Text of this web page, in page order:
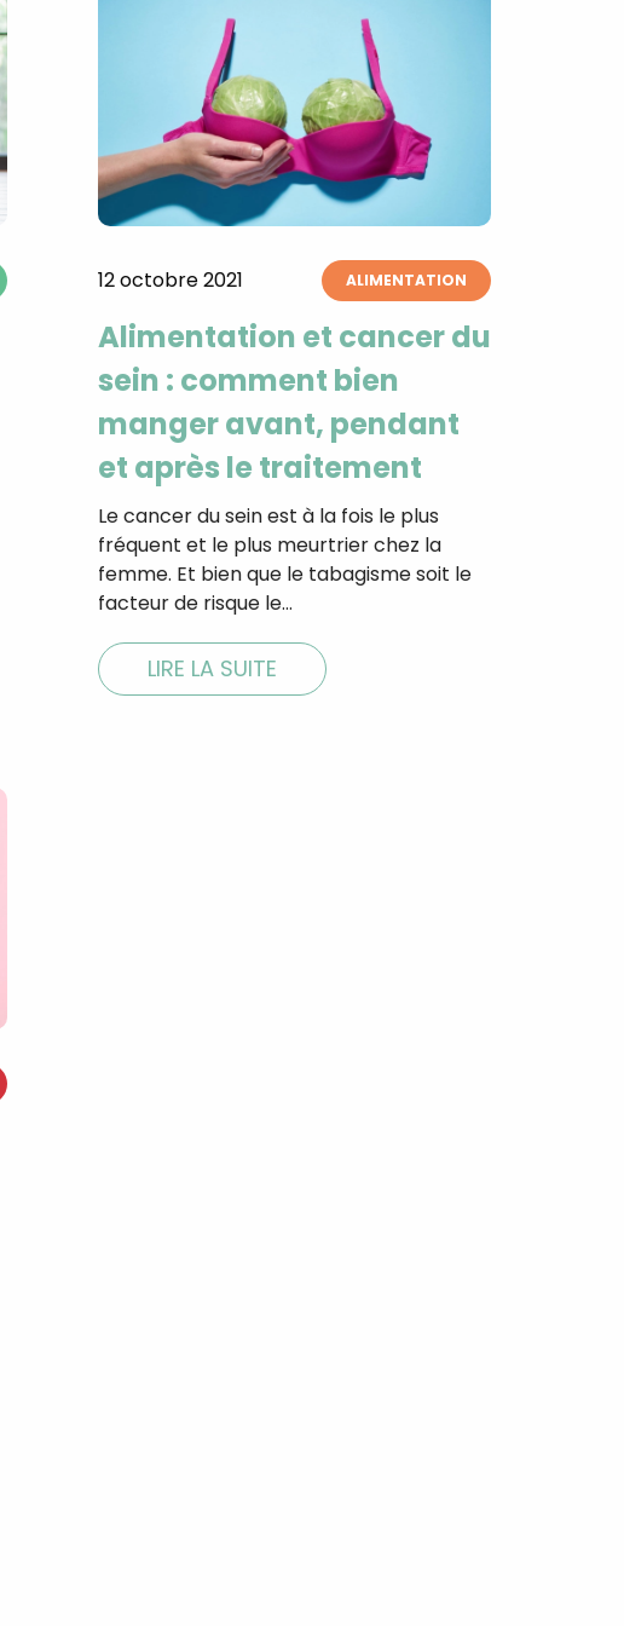
12 octobre 2021 ALIMENTATION
Alimentation et cancer du
sein : comment bien
manger avant, pendant
et après le traitement
Le cancer du sein est à la fois le plus
fréquent et le plus meurtrier chez la
femme. Et bien que le tabagisme soit le
facteur de risque le…
LIRE LA SUITE